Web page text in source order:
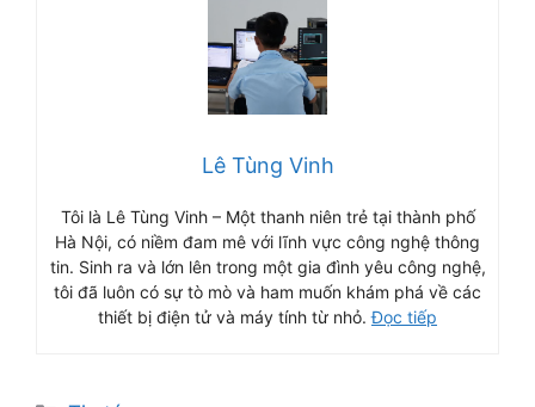
Lê Tùng Vinh
Tôi là Lê Tùng Vinh – Một thanh niên trẻ tại thành phố
Hà Nội, có niềm đam mê với lĩnh vực công nghệ thông
tin. Sinh ra và lớn lên trong một gia đình yêu công nghệ,
tôi đã luôn có sự tò mò và ham muốn khám phá về các
thiết bị điện tử và máy tính từ nhỏ.Đọc tiếp